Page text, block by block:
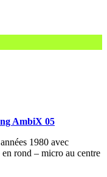
AmbiX 05
1980 avec
rond – micro au centre